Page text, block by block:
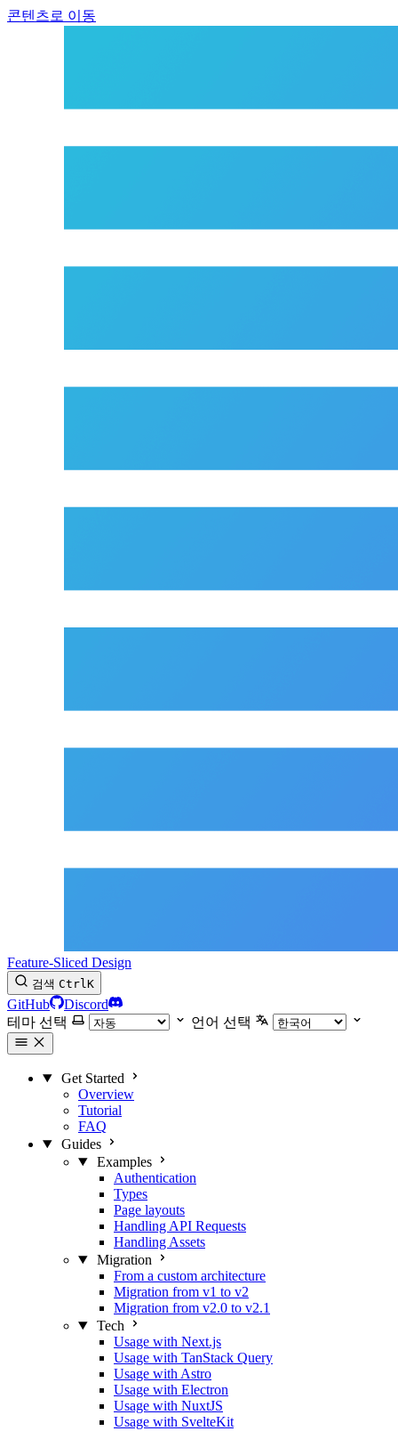
콘텐츠로 이동
Feature-Sliced Design
검색 CtrlK
GitHub
Discord
테마 선택
언어 선택
Get Started
Overview
Tutorial
FAQ
Guides
Examples
Authentication
Types
Page layouts
Handling API Requests
Handling Assets
Migration
From a custom architecture
Migration from v1 to v2
Migration from v2.0 to v2.1
Tech
Usage with Next.js
Usage with TanStack Query
Usage with Astro
Usage with Electron
Usage with NuxtJS
Usage with SvelteKit